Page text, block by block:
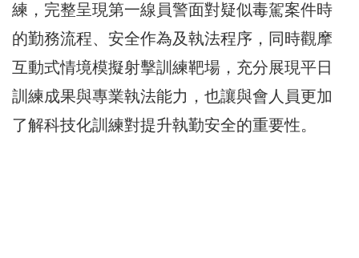
練，完整呈現第一線員警面對疑似毒駕案件時
的勤務流程、安全作為及執法程序，同時觀摩
互動式情境模擬射擊訓練靶場，充分展現平日
訓練成果與專業執法能力，也讓與會人員更加
了解科技化訓練對提升執勤安全的重要性。